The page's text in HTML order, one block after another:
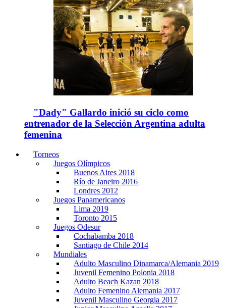
"Dady" Gallardo inició su ciclo como
entrenador de la Selección Argentina adulta
femenina
Torneos
Juegos Olímpicos
Buenos Aires 2018
Río de Janeiro 2016
Londres 2012
Juegos Panamericanos
Lima 2019
Toronto 2015
Juegos Odesur
Cochabamba 2018
Santiago de Chile 2014
Mundiales
Adulto Masculino Dinamarca/Alemania 2019
Juvenil Femenino Polonia 2018
Adulto Beach Kazan 2018
Adulto Femenino Alemania 2017
Juvenil Masculino Georgia 2017